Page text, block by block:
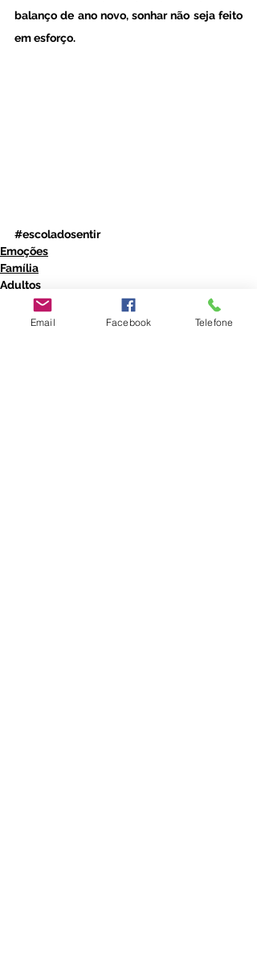
balanço de ano novo, sonhar não seja feito
em esforço.
#escoladosentir
Emoções
Família
Adultos
Email Facebook Telefone